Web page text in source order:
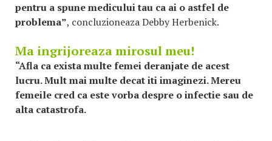
pentru a spune medicului tau ca ai o astfel de
problema”, concluzioneaza Debby Herbenick.
Ma ingrijoreaza mirosul meu!
“Afla ca exista multe femei deranjate de acest
lucru. Mult mai multe decat iti imaginezi. Mereu
femeile cred ca este vorba despre o infectie sau de
alta catastrofa.